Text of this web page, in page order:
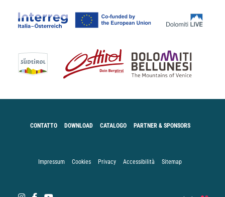
CONTATTO DOWNLOAD CATALOGO PARTNER & SPONSORS
Impressum Cookies Privacy Accessibilità Sitemap